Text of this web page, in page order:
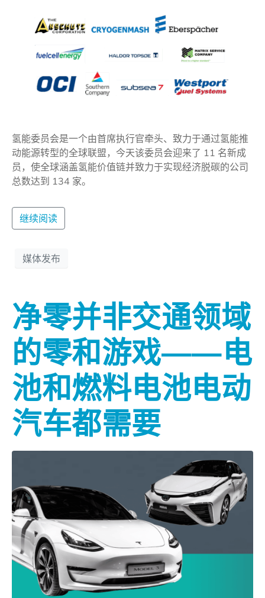
氢能委员会是一个由首席执行官牵头、致力于通过氢能推
动能源转型的全球联盟，今天该委员会迎来了 11 名新成
员，使全球涵盖氢能价值链并致力于实现经济脱碳的公司
总数达到 134 家。
继续阅读
媒体发布
净零并非交通领域
的零和游戏——电
池和燃料电池电动
汽车都需要